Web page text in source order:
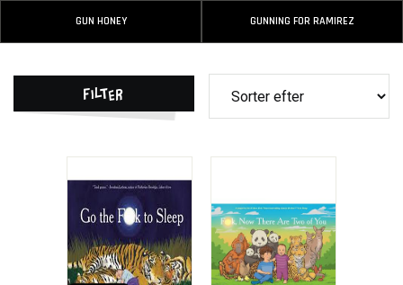
GUN HONEY GUNNING FOR RAMIREZ
Filter